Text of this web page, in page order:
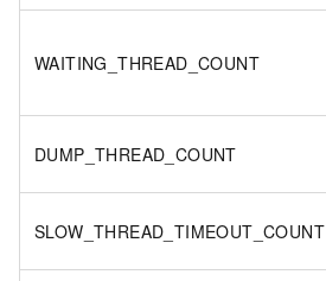
WAITING_THREAD_COUNT
DUMP_THREAD_COUNT
SLOW_THREAD_TIMEOUT_COUNT